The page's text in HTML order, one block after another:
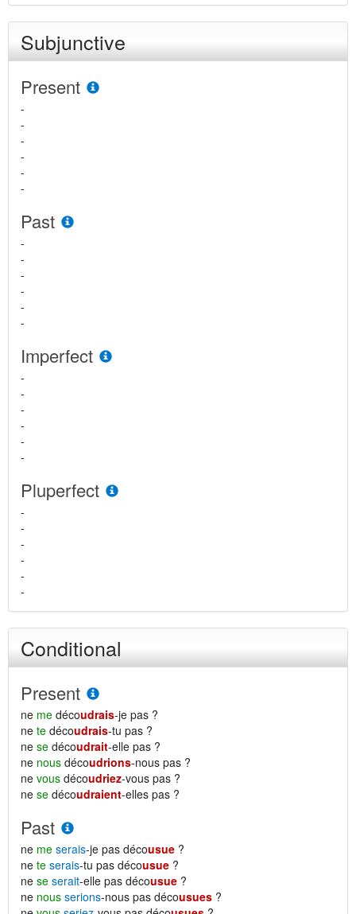
Subjunctive
Present
-
-
-
-
-
-
Past
-
-
-
-
-
-
Imperfect
-
-
-
-
-
-
Pluperfect
-
-
-
-
-
-
Conditional
Present
ne me découdrais-je pas ?
ne te découdrais-tu pas ?
ne se découdrait-elle pas ?
ne nous découdrions-nous pas ?
ne vous découdriez-vous pas ?
ne se découdraient-elles pas ?
Past
ne me serais-je pas décousue ?
ne te serais-tu pas décousue ?
ne se serait-elle pas décousue ?
ne nous serions-nous pas décousues ?